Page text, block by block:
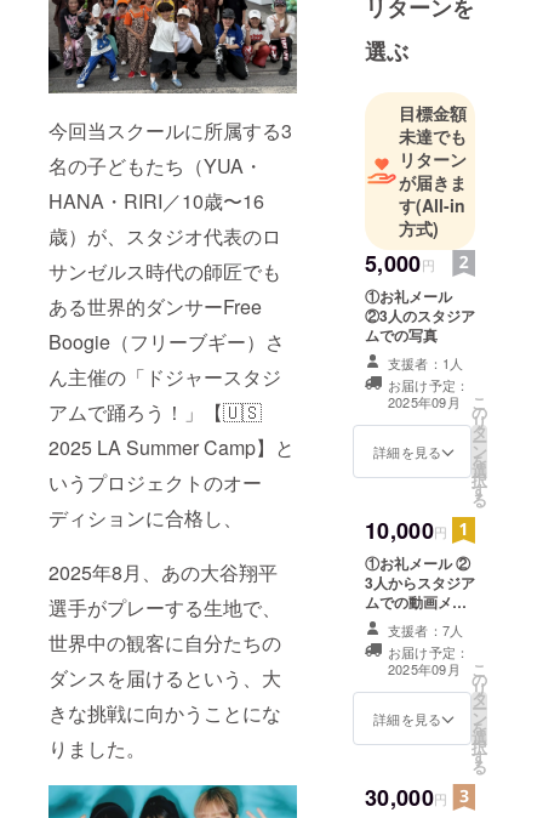
今回当スクールに所属する3
名の子どもたち（YUA・
HANA・RIRI／10歳〜16
歳）が、スタジオ代表のロ
サンゼルス時代の師匠でも
ある世界的ダンサーFree
Boogie（フリーブギー）さ
ん主催の「ドジャースタジ
アムで踊ろう！」【🇺🇸
2025 LA Summer Camp】と
いうプロジェクトのオー
ディションに合格し、
2025年8月、あの大谷翔平
選手がプレーする生地で、
世界中の観客に自分たちの
ダンスを届けるという、大
きな挑戦に向かうことにな
りました。
的にダンス
イベント
STAGE」も
主催してお
り、地域の
ダンサーの
皆さんが心
から楽しん
で踊れるス
テージを、
少しでも多
く届けられ
るよう活動
していま
す。
リターンを
選ぶ
目標金額
未達でも
リターン
が届きま
す(All-in
方式)
5,000円
①お礼メール
②3人のスタジア
ムでの写真
支援者：1人
お届け予定：
2025年09月
詳細を見る
こ
の
リ
タ
ー
ン
を
選
択
す
る
10,000円
①お礼メール ②
3人からスタジア
ムでの動画メッ
セージ 収録時
間 約1分間 提
供方法 メール
にURLを記載し
ます。
支援者：7人
お届け予定：
2025年09月
詳細を見る
こ
の
リ
タ
ー
ン
を
選
択
す
る
30,000円